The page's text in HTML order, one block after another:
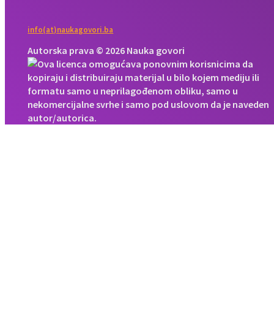
info(at)naukagovori.ba
Autorska prava © 2026 Nauka govori